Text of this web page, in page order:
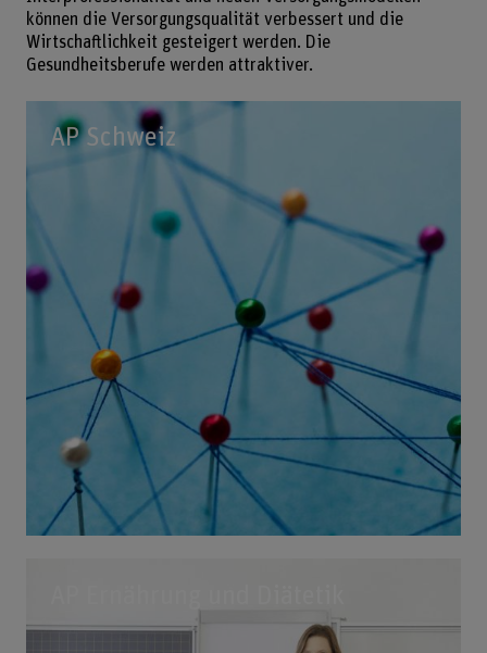
können die Versorgungsqualität verbessert und die
Wirtschaftlichkeit gesteigert werden. Die
Gesundheitsberufe werden attraktiver.
AP Schweiz